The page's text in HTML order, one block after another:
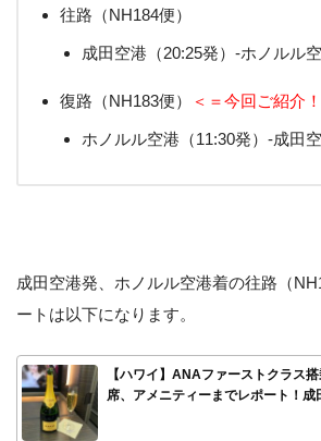
往路（NH184便）
成田空港（20:25発）-ホノルル空
復路（NH183便） ＜＝今回ご紹介！
ホノルル空港（11:30発）-成田空
成田空港発、ホノルル空港着の往路（
ートは以下になります。
【ハワイ】ANAファーストクラス
席、アメニティーまでレポート！